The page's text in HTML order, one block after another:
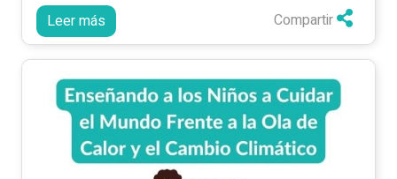
Leer más
Compartir